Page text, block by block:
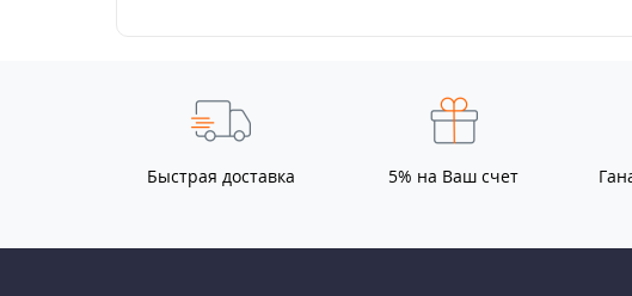
Быстрая доставка 5% на Ваш счет